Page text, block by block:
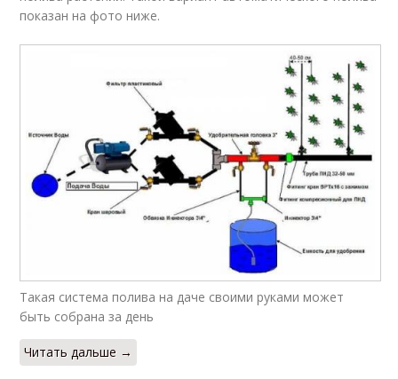
показан на фото ниже.
Такая система полива на даче своими руками может
быть собрана за день
Читать дальше →